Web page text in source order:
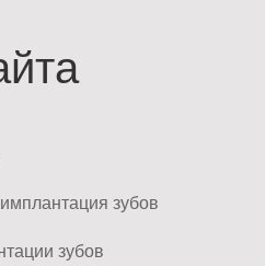
зубов
зубов